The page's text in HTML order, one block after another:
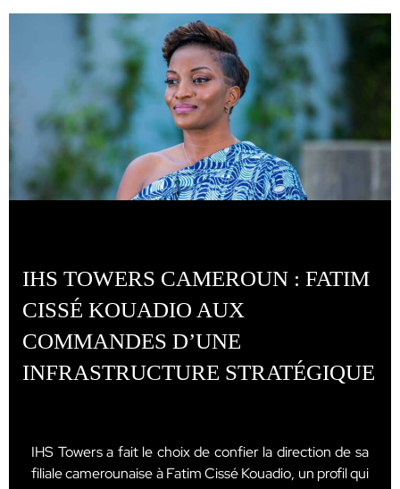
IHS TOWERS CAMEROUN : FATIM
CISSÉ KOUADIO AUX
COMMANDES D’UNE
INFRASTRUCTURE STRATÉGIQUE
IHS Towers a fait le choix de confier la direction de sa
filiale camerounaise à Fatim Cissé Kouadio, un profil qui